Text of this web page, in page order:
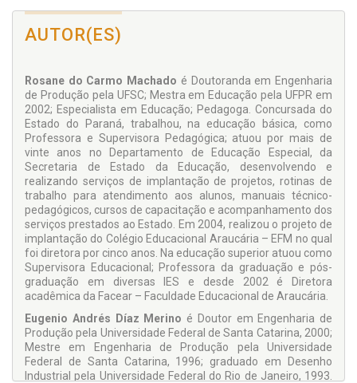
• CONSIDERAÇÕES SOBRE O DESENVOLVIMENTO E
APRENDIZAGEM DA CRIANÇA COM DEFICIÊNCIA VISUAL
- A Utilização dos Sentidos para a Aprendizagem
• O ATENDIMENTO EDUCACIONAL DO ALUNO COM
DEFICIÊNCIA VISUAL
- Ensino do Sorobã
- Orientação e Mobilidade
- Atividades da Vida Diária
- Estimulação Visual
- Apoio à Escolaridade com Atendimento Itinerante
- Adaptações Curriculares
- Rede de Apoio
- Recursos Tecnológicos
• CONTEXTUALIZANDO A ESCRITA BRAILLE
- Os Recursos Usualmente Utilizados na Escrita
- Reglete – Características e Dimensões
• PESQUISA REALIZADA COM PROFESSORES QUE UTILIZAM
A REGLETE NA ALFABETIZAÇÃO DE ALUNOS COM
- Estratégias Metodológicas
• A NOVA PROPOSTA – A ESCRITA NÃO INVERTIDA
- A Escrita na Nova Proposta
- Croqui da Nova Reglete
AUTOR(ES)
Rosane do Carmo Machado é Doutoranda em Engenharia
de Produção pela UFSC; Mestra em Educação pela UFPR em
2002; Especialista em Educação; Pedagoga. Concursada do
Estado do Paraná, trabalhou, na educação básica, como
Professora e Supervisora Pedagógica; atuou por mais de
vinte anos no Departamento de Educação Especial, da
Secretaria de Estado da Educação, desenvolvendo e
realizando serviços de implantação de projetos, rotinas de
trabalho para atendimento aos alunos, manuais técnico-
pedagógicos, cursos de capacitação e acompanhamento dos
serviços prestados ao Estado. Em 2004, realizou o projeto de
implantação do Colégio Educacional Araucária – EFM no qual
foi diretora por cinco anos. Na educação superior atuou como
Supervisora Educacional; Professora da graduação e pós-
graduação em diversas IES e desde 2002 é Diretora
acadêmica da Facear – Faculdade Educacional de Araucária.
Eugenio Andrés Díaz Merino é Doutor em Engenharia de
Produção pela Universidade Federal de Santa Catarina, 2000;
Mestre em Engenharia de Produção pela Universidade
Federal de Santa Catarina, 1996; graduado em Desenho
Industrial pela Universidade Federal do Rio de Janeiro, 1993.